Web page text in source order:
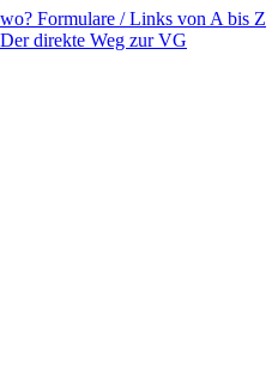
Formulare / Links von A bis Z
Der direkte Weg zur VG